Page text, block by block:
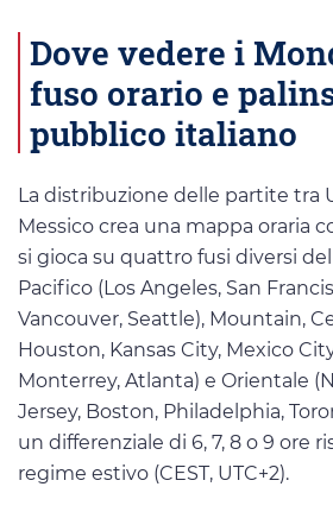
Dove vedere i
fuso orario e
pubblico italiano
La distribuzione delle partite tra
Messico crea una mappa oraria
si gioca su quattro fusi diversi
Pacifico (Los Angeles, San
Vancouver, Seattle), Mountain,
Houston, Kansas City, Mexico
Monterrey, Atlanta) e Orientale
Jersey, Boston, Philadelphia,
un differenziale di 6, 7, 8 o 9 ore
regime estivo (CEST, UTC+2).